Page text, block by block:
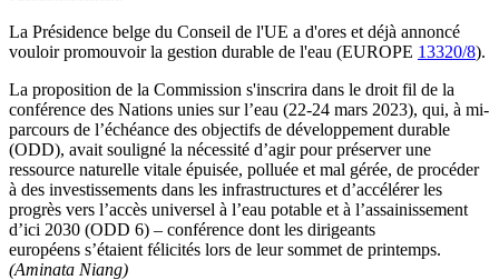
La Présidence belge du Conseil de l'UE a d'ores et déjà annoncé
vouloir promouvoir la gestion durable de l'eau (EUROPE 13320/8).
La proposition de la Commission s'inscrira dans le droit fil de la
conférence des Nations unies sur l’eau (22-24 mars 2023), qui, à mi-
parcours de l’échéance des objectifs de développement durable
(ODD), avait souligné la nécessité d’agir pour préserver une
ressource naturelle vitale épuisée, polluée et mal gérée, de procéder
à des investissements dans les infrastructures et d’accélérer les
progrès vers l’accès universel à l’eau potable et à l’assainissement
d’ici 2030 (ODD 6) – conférence dont les dirigeants
européens s’étaient félicités lors de leur sommet de printemps.
(Aminata Niang)